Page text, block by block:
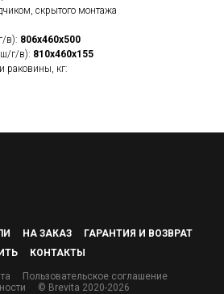
скрытого монтажа
в): 806x460x500
г/в): 810x460x155
раковины, кг:
НА ЗАКАЗ
ГАРАНТИЯ И ВОЗВРАТ
КОНТАКТЫ
Пользовательское соглашение
© Brevita 2020-2026